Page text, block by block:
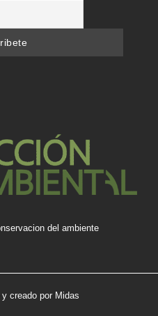
del ambiente
creado por Midas